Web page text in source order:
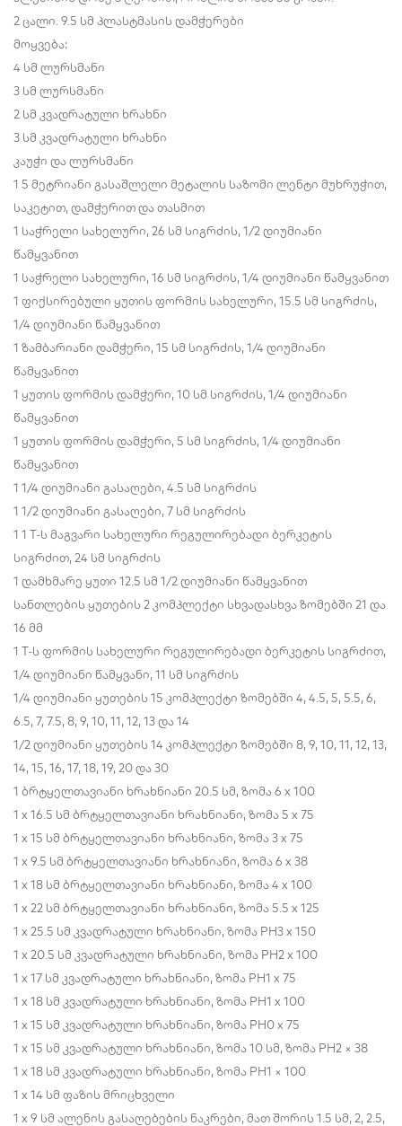
2 ცალი. 9.5 სმ პლასტმასის დამჭერები
მოყვება:
4 სმ ლურსმანი
3 სმ ლურსმანი
2 სმ კვადრატული ხრახნი
3 სმ კვადრატული ხრახნი
კაუჭი და ლურსმანი
1 5 მეტრიანი გასაშლელი მეტალის საზომი ლენტი მუხრუჭით,
საკეტით, დამჭერით და თასმით
1 საჭრელი სახელური, 26 სმ სიგრძის, 1/2 დიუმიანი
წამყვანით
1 საჭრელი სახელური, 16 სმ სიგრძის, 1/4 დიუმიანი წამყვანით
1 ფიქსირებული ყუთის ფორმის სახელური, 15.5 სმ სიგრძის,
1/4 დიუმიანი წამყვანით
1 ზამბარიანი დამჭერი, 15 სმ სიგრძის, 1/4 დიუმიანი
წამყვანით
1 ყუთის ფორმის დამჭერი, 10 სმ სიგრძის, 1/4 დიუმიანი
წამყვანით
1 ყუთის ფორმის დამჭერი, 5 სმ სიგრძის, 1/4 დიუმიანი
წამყვანით
1 1/4 დიუმიანი გასაღები, 4.5 სმ სიგრძის
1 1/2 დიუმიანი გასაღები, 7 სმ სიგრძის
1 1 T-ს მაგვარი სახელური რეგულირებადი ბერკეტის
სიგრძით, 24 სმ სიგრძის
1 დამხმარე ყუთი 12.5 სმ 1/2 დიუმიანი წამყვანით
სანთლების ყუთების 2 კომპლექტი სხვადასხვა ზომებში 21 და
16 მმ
1 T-ს ფორმის სახელური რეგულირებადი ბერკეტის სიგრძით,
1/4 დიუმიანი წამყვანი, 11 სმ სიგრძის
1/4 დიუმიანი ყუთების 15 კომპლექტი ზომებში 4, 4.5, 5, 5.5, 6,
6.5, 7, 7.5, 8, 9, 10, 11, 12, 13 და 14
1/2 დიუმიანი ყუთების 14 კომპლექტი ზომებში 8, 9, 10, 11, 12, 13,
14, 15, 16, 17, 18, 19, 20 და 30
1 ბრტყელთავიანი ხრახნიანი 20.5 სმ, ზომა 6 x 100
1 x 16.5 სმ ბრტყელთავიანი ხრახნიანი, ზომა 5 x 75
1 x 15 სმ ბრტყელთავიანი ხრახნიანი, ზომა 3 x 75
1 x 9.5 სმ ბრტყელთავიანი ხრახნიანი, ზომა 6 x 38
1 x 18 სმ ბრტყელთავიანი ხრახნიანი, ზომა 4 x 100
1 x 22 სმ ბრტყელთავიანი ხრახნიანი, ზომა 5.5 x 125
1 x 25.5 სმ კვადრატული ხრახნიანი, ზომა PH3 x 150
1 x 20.5 სმ კვადრატული ხრახნიანი, ზომა PH2 x 100
1 x 17 სმ კვადრატული ხრახნიანი, ზომა PH1 x 75
1 x 18 სმ კვადრატული ხრახნიანი, ზომა PH1 x 100
1 x 15 სმ კვადრატული ხრახნიანი, ზომა PH0 x 75
1 x 15 სმ კვადრატული ხრახნიანი, ზომა 10 სმ, ზომა PH2 × 38
1 x 18 სმ კვადრატული ხრახნიანი, ზომა PH1 × 100
1 x 14 სმ ფაზის მრიცხველი
1 x 9 სმ ალენის გასაღებების ნაკრები, მათ შორის 1.5 სმ, 2, 2.5,